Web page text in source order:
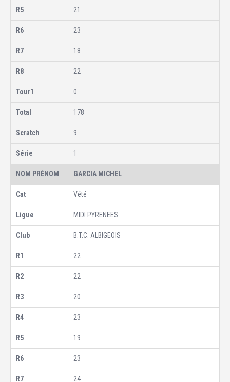
21
23
18
22
0
178
9
1
GARCIA MICHEL
Vété
MIDI PYRENEES
B.T.C. ALBIGEOIS
22
22
20
23
19
23
24